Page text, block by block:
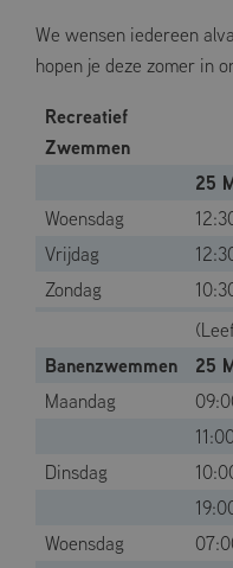
We wensen iedereen
hopen je deze zomer in
Recreatief
Zwemmen
25
Woensdag
Vrijdag
Zondag
Banenzwemmen 25
Maandag
Dinsdag
Woensdag